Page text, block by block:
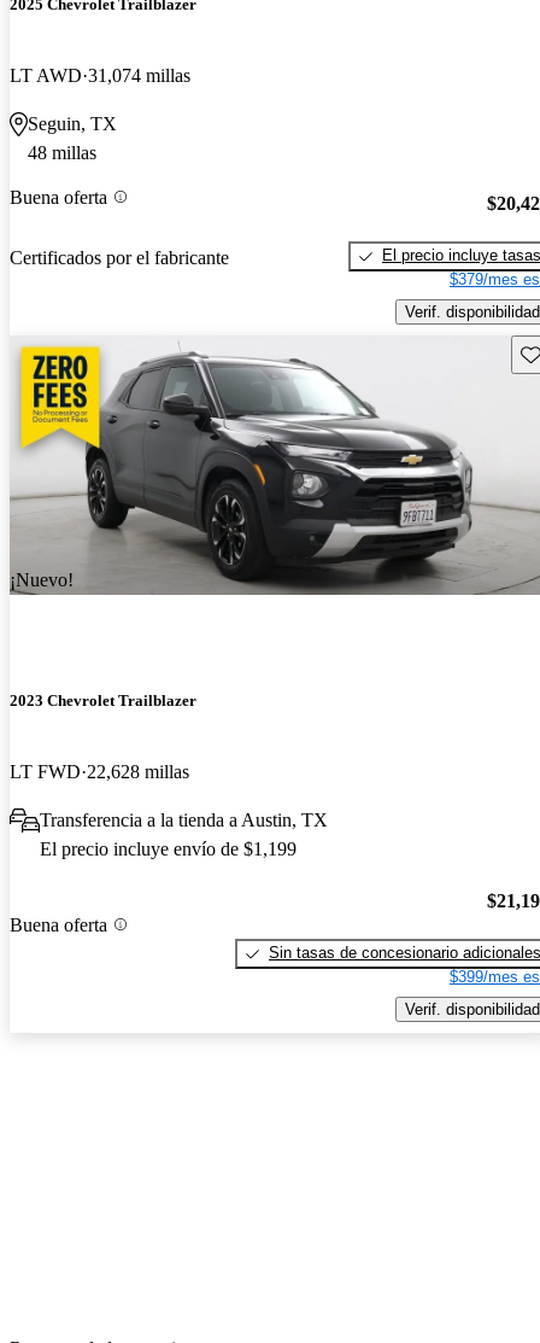
2025 Chevrolet Trailblazer
LT AWD 31,074 millas
Seguin, TX
48 millas
Buena oferta
Certificados por el fabricante
El precio incluye tasas
$379/mes
Verif. disponibilidad
¡Nuevo!
2023 Chevrolet Trailblazer
LT FWD 22,628 millas
Transferencia a la tienda a Austin, TX
El precio incluye envío de $1,199
Buena oferta
Sin tasas de concesionario adicionales
$399/mes
Verif. disponibilidad